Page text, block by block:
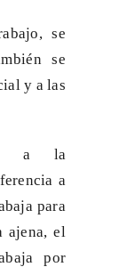
se
se
y a las
a la
a
para
ajena, el
por